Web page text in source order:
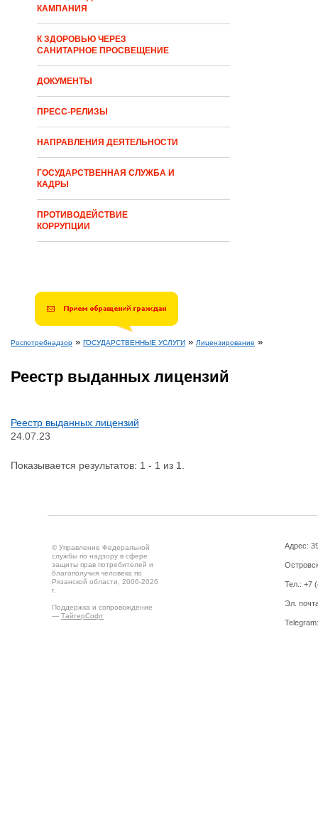
КАМПАНИЯ
К ЗДОРОВЬЮ ЧЕРЕЗ
САНИТАРНОЕ ПРОСВЕЩЕНИЕ
ДОКУМЕНТЫ
ПРЕСС-РЕЛИЗЫ
НАПРАВЛЕНИЯ ДЕЯТЕЛЬНОСТИ
ГОСУДАРСТВЕННАЯ СЛУЖБА И
КАДРЫ
ПРОТИВОДЕЙСТВИЕ
КОРРУПЦИИ
Роспотребнадзор » ГОСУДАРСТВЕННЫЕ УСЛУГИ » Лицензирование »
Реестр выданных лицензий
Реестр выданных лицензий
24.07.23
Показывается результатов: 1 - 1 из 1.
© Управление Федеральной
службы по надзору в сфере
защиты прав потребителей и
благополучия человека по
Рязанской области, 2006-2026
г.
Поддержка и сопровождение
— ТайгерСофт
Адрес:
Тел.: +7
Эл.